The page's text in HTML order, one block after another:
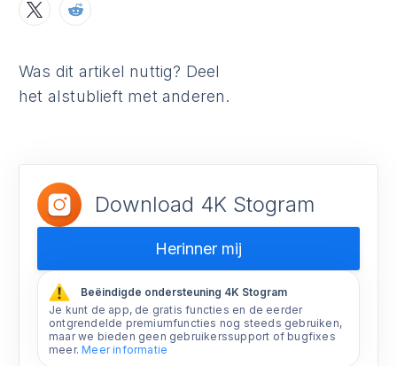
Was dit artikel nuttig? Deel
het alstublieft met anderen.
Download 4K Stogram
Herinner mij
Beëindigde ondersteuning 4K Stogram
Je kunt de app, de gratis functies en de eerder
ontgrendelde premiumfuncties nog steeds gebruiken,
maar we bieden geen gebruikerssupport of bugfixes
meer.Meer informatie